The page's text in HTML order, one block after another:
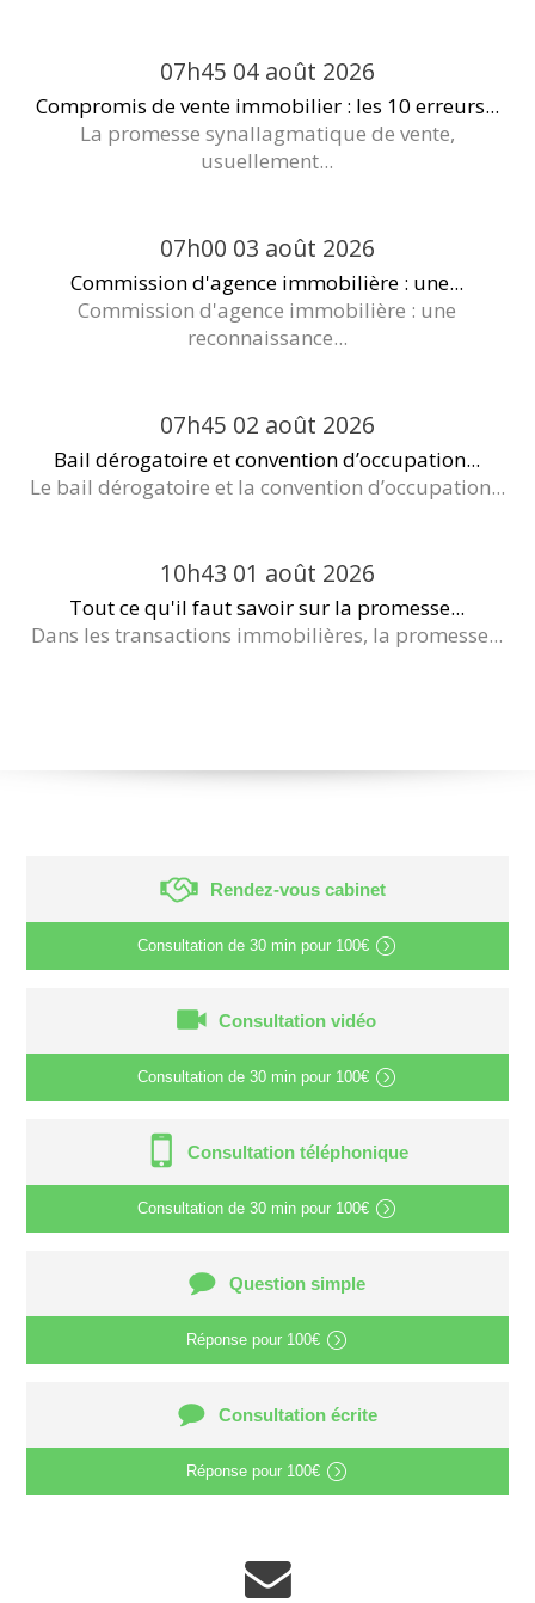
07h45 04 août 2026
Compromis de vente immobilier : les 10 erreurs...
La promesse synallagmatique de vente,
usuellement...
07h00 03 août 2026
Commission d'agence immobilière : une...
Commission d'agence immobilière : une
reconnaissance...
07h45 02 août 2026
Bail dérogatoire et convention d’occupation...
Le bail dérogatoire et la convention d’occupation...
10h43 01 août 2026
Tout ce qu'il faut savoir sur la promesse...
Dans les transactions immobilières, la promesse...
Rendez-vous cabinet
Consultation de 30 min pour 100€
Consultation vidéo
Consultation de 30 min pour 100€
Consultation téléphonique
Consultation de 30 min pour 100€
Question simple
Réponse pour 100€
Consultation écrite
Réponse pour 100€